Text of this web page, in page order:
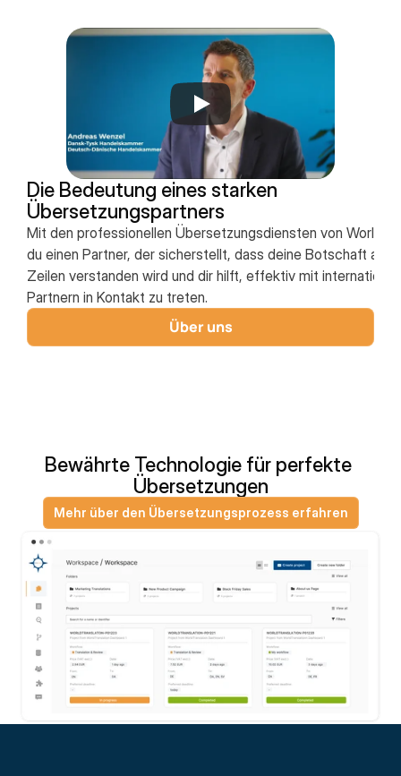
Die Bedeutung eines starken
Übersetzungspartners
Mit den professionellen Übersetzungsdiensten von World
du einen Partner, der sicherstellt, dass deine Botschaft
Zeilen verstanden wird und dir hilft, effektiv mit
Partnern in Kontakt zu treten.
Über uns
Bewährte Technologie für perfekte
Übersetzungen
Mehr über den Übersetzungsprozess erfahren